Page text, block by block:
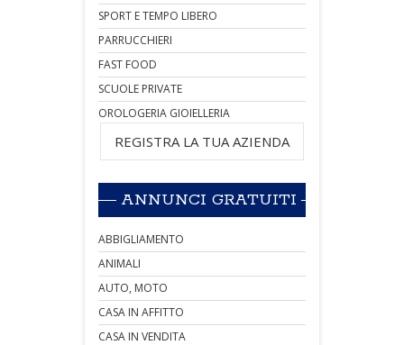
SPORT E TEMPO LIBERO
PARRUCCHIERI
FAST FOOD
SCUOLE PRIVATE
OROLOGERIA GIOIELLERIA
REGISTRA LA TUA AZIENDA
ANNUNCI GRATUITI
ABBIGLIAMENTO
ANIMALI
AUTO, MOTO
CASA IN AFFITTO
CASA IN VENDITA